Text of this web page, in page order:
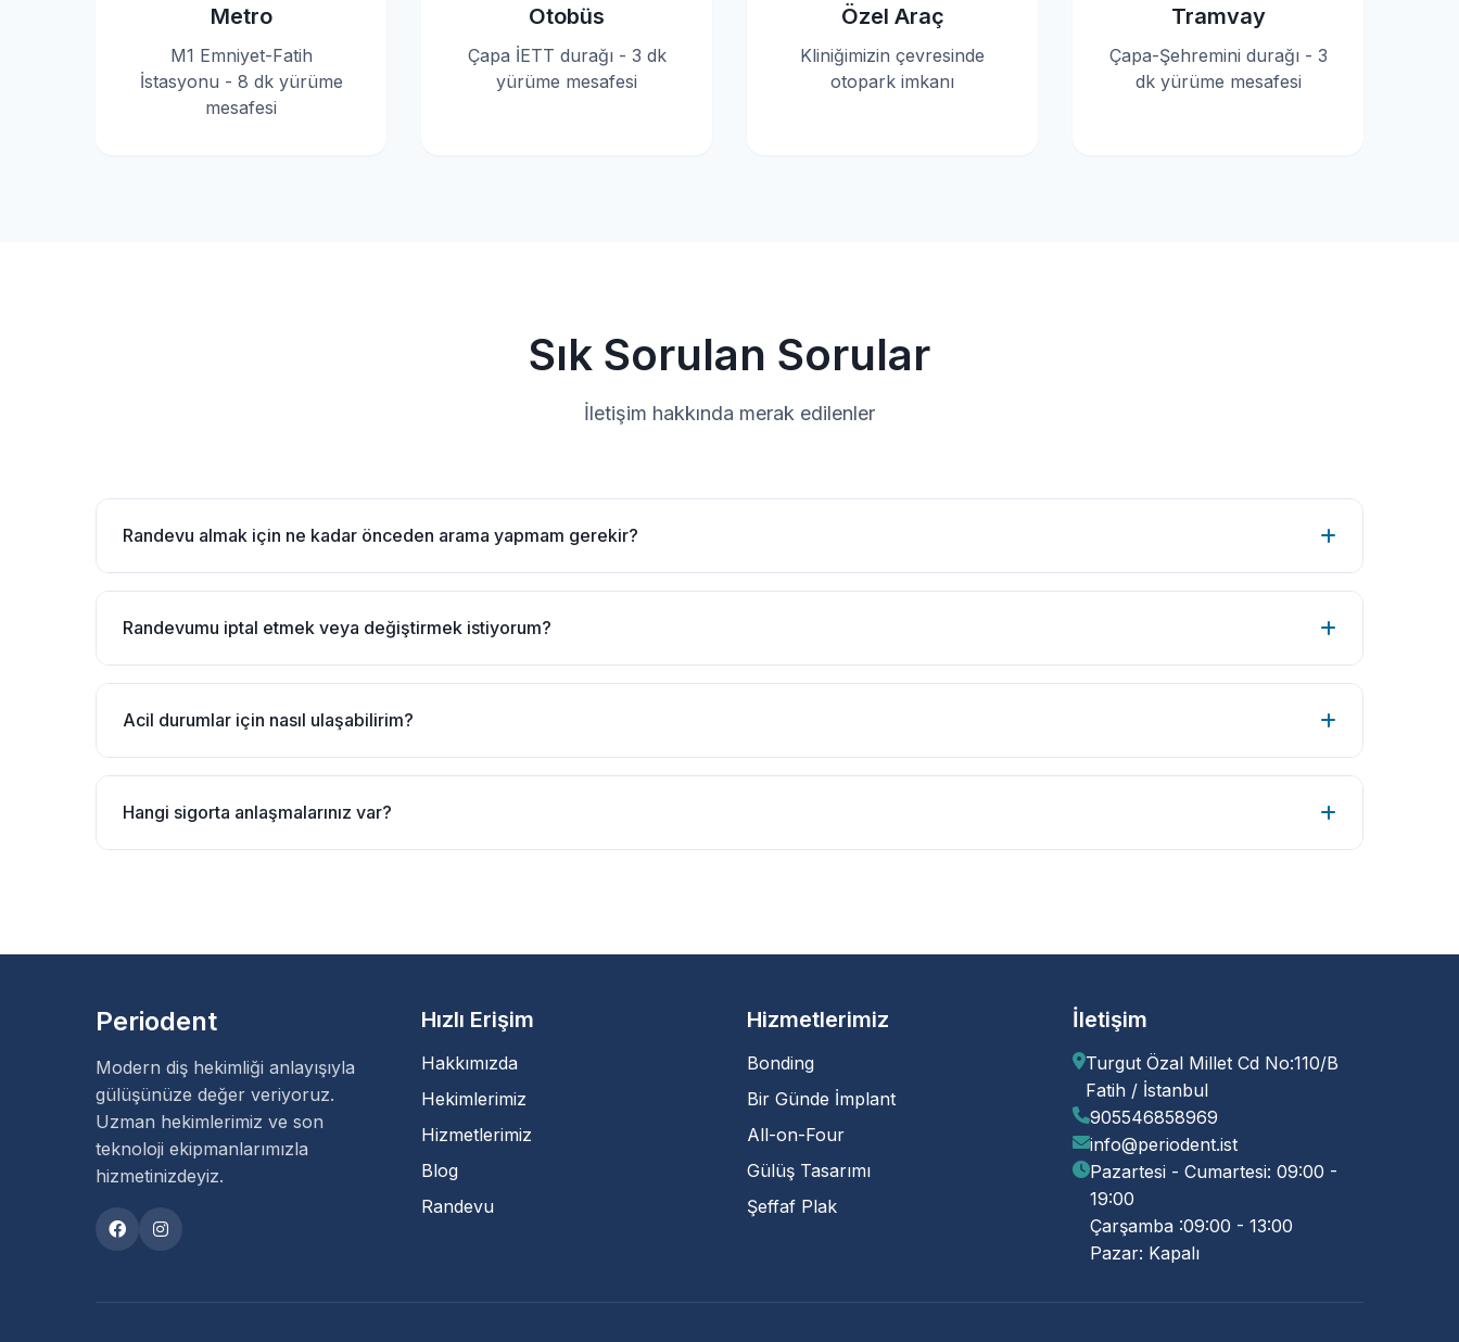
Metro
M1 Emniyet-Fatih
İstasyonu - 8 dk yürüme
mesafesi
Otobüs
Çapa İETT durağı - 3 dk
yürüme mesafesi
Özel Araç
Kliniğimizin çevresinde
otopark imkanı
Tramvay
Çapa-Şehremini durağı - 3
dk yürüme mesafesi
Sık Sorulan Sorular
İletişim hakkında merak edilenler
Randevu almak için ne kadar önceden arama yapmam gerekir?
Randevumu iptal etmek veya değiştirmek istiyorum?
Acil durumlar için nasıl ulaşabilirim?
Hangi sigorta anlaşmalarınız var?
Periodent
Modern diş hekimliği anlayışıyla
gülüşünüze değer veriyoruz.
Uzman hekimlerimiz ve son
teknoloji ekipmanlarımızla
hizmetinizdeyiz.
Hızlı Erişim
Hakkımızda
Hekimlerimiz
Hizmetlerimiz
Blog
Randevu
Hizmetlerimiz
Bonding
Bir Günde İmplant
All-on-Four
Gülüş Tasarımı
Şeffaf Plak
İletişim
Turgut Özal Millet Cd No:110/B
Fatih / İstanbul
905546858969
info@periodent.ist
Pazartesi - Cumartesi: 09:00 -
19:00
Çarşamba :09:00 - 13:00
Pazar: Kapalı